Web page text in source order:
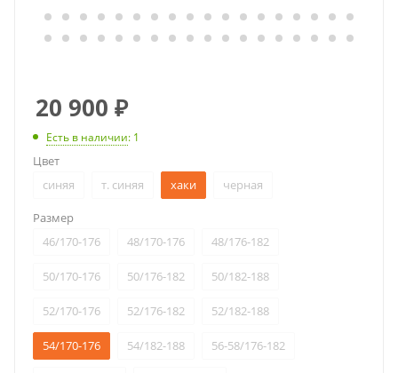
20 900 ₽
Есть в наличии: 1
Цвет
синяя
т. синяя хаки черная
Размер
46/170-176
48/170-176 48/176-182
50/170-176 50/176-182 50/182-188
52/170-176 52/176-182 52/182-188
54/170-176 54/182-188 56-58/176-182